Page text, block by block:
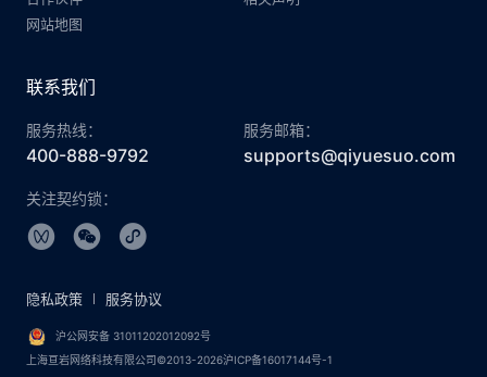
网站地图
联系我们
服务热线：
400-888-9792
服务邮箱：
supports@qiyuesuo.com
关注契约锁：
沪公网安备 31011202012092号
上海亘岩网络科技有限公司©2013-2026沪ICP备16017144号-1
隐私政策 服务协议